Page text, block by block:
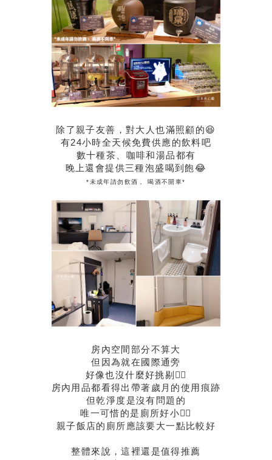
除了親子友善，對大人也滿照顧的😆
有24小時全天候免費供應的飲料吧
數十種茶、咖啡和湯品都有
晚上還會提供三種泡盛喝到飽😂
*未成年請勿飲酒， 喝酒不開車*
房內空間部分不算大
但因為就在國際通旁
好像也沒什麼好挑剔🤷‍♀️
房內用品都看得出帶著歲月的使用痕跡
但乾淨度是沒有問題的
唯一可惜的是廁所好小🤦‍♀️
親子飯店的廁所應該要大一點比較好
整體來說，這裡還是值得推薦